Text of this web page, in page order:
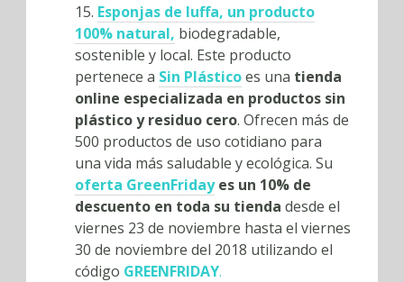
15. Esponjas de luffa, un producto
100% natural, biodegradable,
sostenible y local. Este producto
pertenece a Sin Plásticoes una tienda
online especializada en productos sin
plástico y residuo cero. Ofrecen más de
500 productos de uso cotidiano para
una vida más saludable y ecológica. Su
oferta GreenFriday es un 10% de
descuento en toda su tienda desde el
viernes 23 de noviembre hasta el viernes
30 de noviembre del 2018 utilizando el
código GREENFRIDAY.